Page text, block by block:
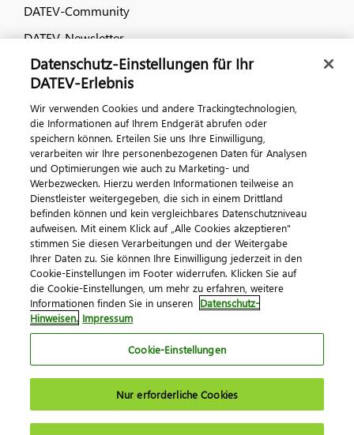
DATEV-Community
DATEV-Newsletter
DATEV Ratgeber
Kontaktieren Sie uns
© 2026 DATEV eG
ImpressumDatenschutzAGBKontakt
Cookie-Einstellungen
Datenschutz-Einstellungen für Ihr
DATEV-Erlebnis
Wir verwenden Cookies und andere Trackingtechnologien,
die Informationen auf Ihrem Endgerät abrufen oder
speichern können. Erteilen Sie uns Ihre Einwilligung,
verarbeiten wir Ihre personenbezogenen Daten für Analysen
und Optimierungen wie auch zu Marketing- und
Werbezwecken. Hierzu werden Informationen teilweise an
Dienstleister weitergegeben, die sich in einem Drittland
befinden können und kein vergleichbares Datenschutzniveau
aufweisen. Mit einem Klick auf „Alle Cookies akzeptieren"
stimmen Sie diesen Verarbeitungen und der Weitergabe
Ihrer Daten zu. Sie können Ihre Einwilligung jederzeit in den
Cookie-Einstellungen im Footer widerrufen. Klicken Sie auf
die Cookie-Einstellungen, um mehr zu erfahren, weitere
Informationen finden Sie in unseren Datenschutz-
Hinweisen. Impressum
Cookie-Einstellungen
Nur erforderliche Cookies